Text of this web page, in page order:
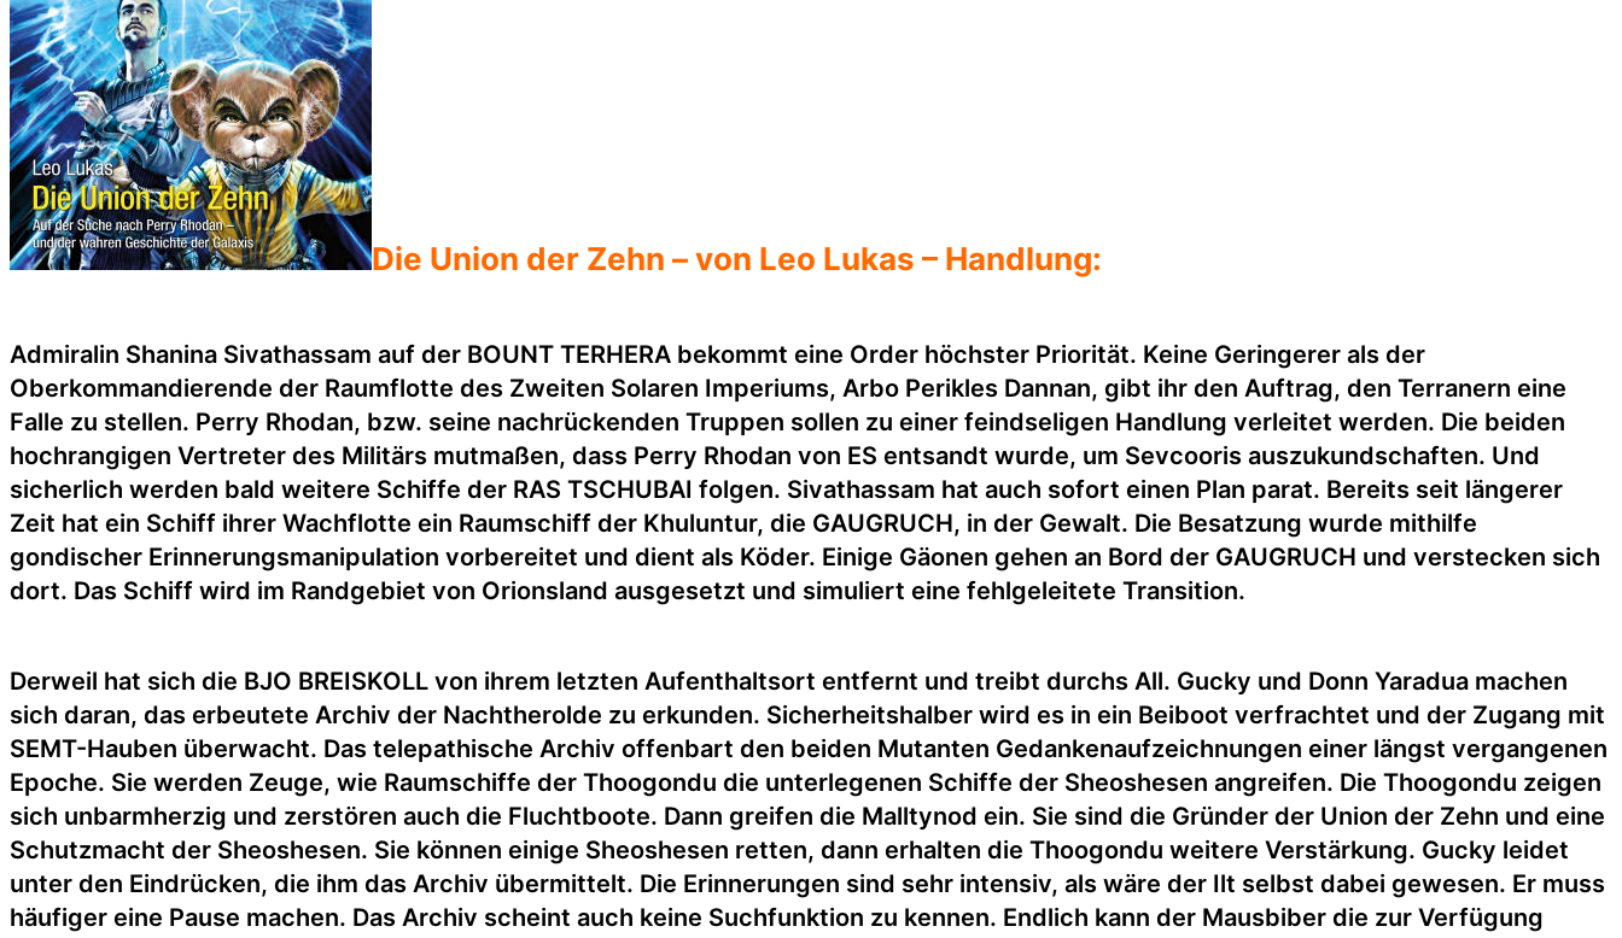
Die Union der Zehn – von Leo Lukas – Handlung:
Admiralin Shanina Sivathassam auf der BOUNT TERHERA bekommt eine Order höchster Priorität. Keine Geringerer als der
Oberkommandierende der Raumflotte des Zweiten Solaren Imperiums, Arbo Perikles Dannan, gibt ihr den Auftrag, den Terranern eine
Falle zu stellen. Perry Rhodan, bzw. seine nachrückenden Truppen sollen zu einer feindseligen Handlung verleitet werden. Die beiden
hochrangigen Vertreter des Militärs mutmaßen, dass Perry Rhodan von ES entsandt wurde, um Sevcooris auszukundschaften. Und
sicherlich werden bald weitere Schiffe der RAS TSCHUBAI folgen. Sivathassam hat auch sofort einen Plan parat. Bereits seit längerer
Zeit hat ein Schiff ihrer Wachflotte ein Raumschiff der Khuluntur, die GAUGRUCH, in der Gewalt. Die Besatzung wurde mithilfe
gondischer Erinnerungsmanipulation vorbereitet und dient als Köder. Einige Gäonen gehen an Bord der GAUGRUCH und verstecken sich
dort. Das Schiff wird im Randgebiet von Orionsland ausgesetzt und simuliert eine fehlgeleitete Transition.
Derweil hat sich die BJO BREISKOLL von ihrem letzten Aufenthaltsort entfernt und treibt durchs All. Gucky und Donn Yaradua machen
sich daran, das erbeutete Archiv der Nachtherolde zu erkunden. Sicherheitshalber wird es in ein Beiboot verfrachtet und der Zugang mit
SEMT-Hauben überwacht. Das telepathische Archiv offenbart den beiden Mutanten Gedankenaufzeichnungen einer längst vergangenen
Epoche. Sie werden Zeuge, wie Raumschiffe der Thoogondu die unterlegenen Schiffe der Sheoshesen angreifen. Die Thoogondu zeigen
sich unbarmherzig und zerstören auch die Fluchtboote. Dann greifen die Malltynod ein. Sie sind die Gründer der Union der Zehn und eine
Schutzmacht der Sheoshesen. Sie können einige Sheoshesen retten, dann erhalten die Thoogondu weitere Verstärkung. Gucky leidet
unter den Eindrücken, die ihm das Archiv übermittelt. Die Erinnerungen sind sehr intensiv, als wäre der Ilt selbst dabei gewesen. Er muss
häufiger eine Pause machen. Das Archiv scheint auch keine Suchfunktion zu kennen. Endlich kann der Mausbiber die zur Verfügung